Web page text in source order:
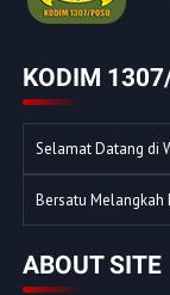
KODIM
Selamat Datang di
Bersatu Melangkah
ABOUT SITE